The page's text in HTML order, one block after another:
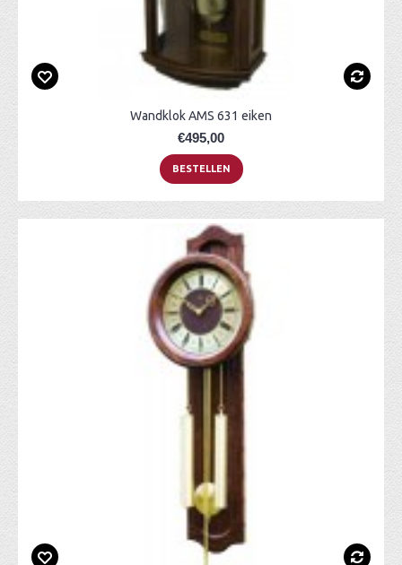
Wandklok AMS 631 eiken
€495,00
BESTELLEN